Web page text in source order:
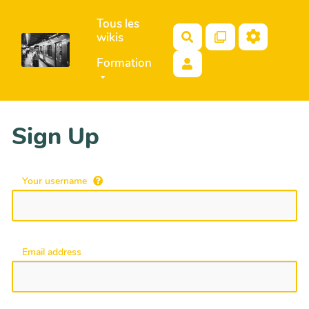
Aller au contenu principal
Tous les
wikis
Formation
Search
Sign Up
Your username
Email address